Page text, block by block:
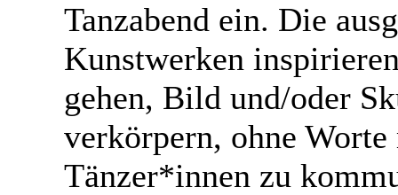
Tanzabend ein. Die
Kunstwerken
gehen, Bild und/oder
verkörpern, ohne
Tänzer*innen zu